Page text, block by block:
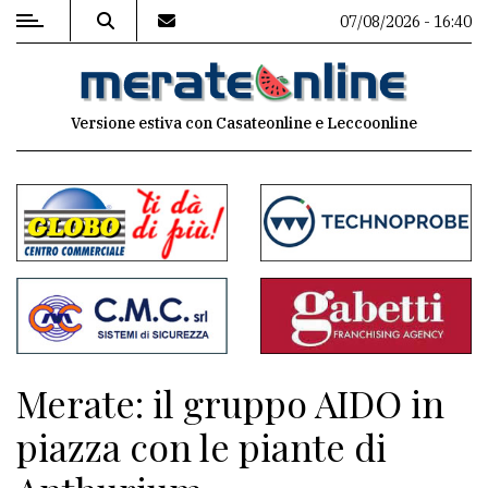
MENU
commenti
Contenuti
del
sito
Associazioni
Meteo
07/08/2026 - 16:40
Versione estiva con Casateonline e Leccoonline
Merate: il gruppo AIDO in
piazza con le piante di